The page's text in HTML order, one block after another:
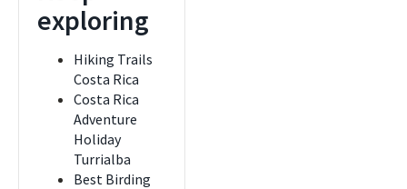
exploring
Hiking Trails
Costa Rica
Costa Rica
Adventure
Holiday
Turrialba
Best Birding